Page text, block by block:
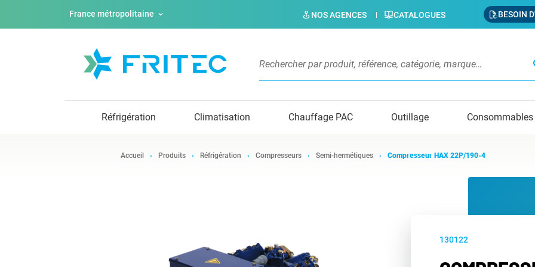
France métropolitaine NOS AGENCES CATALOGUES BESOIN
Réfrigération Climatisation Chauffage PAC Outillage Consommables
Accueil Produits Réfrigération Compresseurs Semi-hermétiques Compresseur HAX 22P/190-4
130122